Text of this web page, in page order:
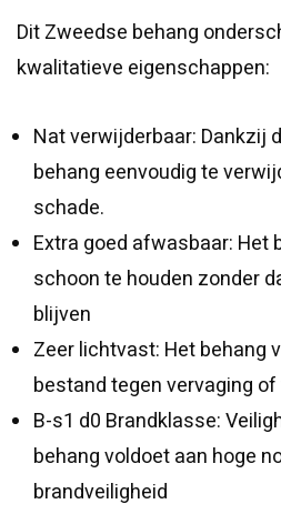
Dit Zweedse behang
kwalitatieve eigenschappen:
Nat verwijderbaar: Dankzij
behang eenvoudig te
schade.
Extra goed afwasbaar: Het
schoon te houden zonder
blijven
Zeer lichtvast: Het behang
bestand tegen vervaging
B-s1 d0 Brandklasse:
behang voldoet aan hoge
brandveiligheid